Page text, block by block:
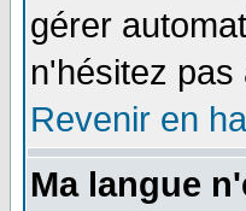
gérer
n'hésitez
Revenir en
Ma langue